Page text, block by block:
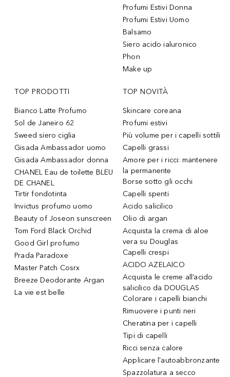
Profumi Estivi Donna
Profumi Estivi Uomo
Balsamo
Siero acido ialuronico
Phon
Make up
TOP PRODOTTI
Bianco Latte Profumo
Sol de Janeiro 62
Sweed siero ciglia
Gisada Ambassador uomo
Gisada Ambassador donna
CHANEL Eau de toilette BLEU
DE CHANEL
Tirtir fondotinta
Invictus profumo uomo
Beauty of Joseon sunscreen
Tom Ford Black Orchid
Good Girl profumo
Prada Paradoxe
Master Patch Cosrx
Breeze Deodorante Argan
La vie est belle
TOP NOVITÀ
Skincare coreana
Profumi estivi
Più volume per i capelli sottili
Capelli grassi
Amore per i ricci: mantenere
la permanente
Borse sotto gli occhi
Capelli spenti
Acido salicilico
Olio di argan
Acquista la crema di aloe
vera su Douglas
Capelli crespi
ACIDO AZELAICO
Acquista le creme all’acido
salicilico da DOUGLAS
Colorare i capelli bianchi
Rimuovere i punti neri
Cheratina per i capelli
Tipi di capelli
Ricci senza calore
Applicare l'autoabbronzante
Spazzolatura a secco